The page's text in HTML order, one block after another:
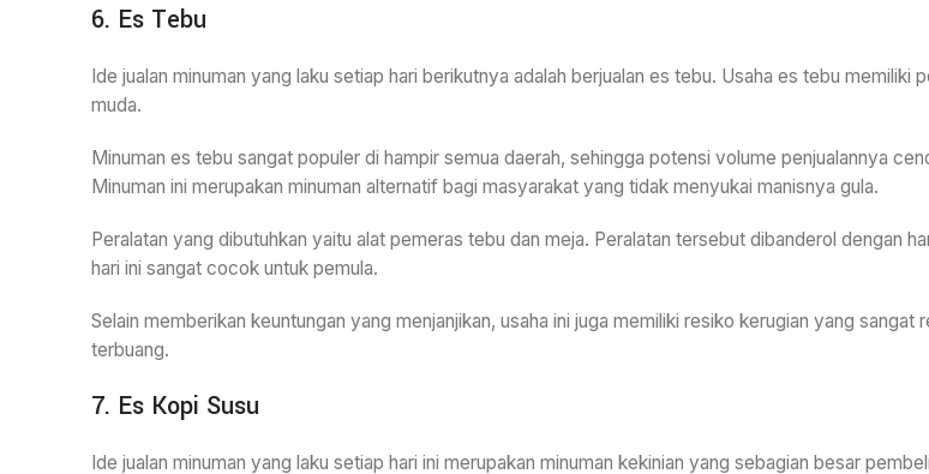
6. Es Tebu
Ide jualan minuman yang laku setiap hari berikutnya adalah berjualan es tebu. Usaha es tebu
muda.
Minuman es tebu sangat populer di hampir semua daerah, sehingga potensi volume penjualannya
Minuman ini merupakan minuman alternatif bagi masyarakat yang tidak menyukai manisnya gula.
Peralatan yang dibutuhkan yaitu alat pemeras tebu dan meja. Peralatan tersebut dibanderol dengan
hari ini sangat cocok untuk pemula.
Selain memberikan keuntungan yang menjanjikan, usaha ini juga memiliki resiko kerugian yang
terbuang.
7. Es Kopi Susu
Ide jualan minuman yang laku setiap hari ini merupakan minuman kekinian yang sebagian besar